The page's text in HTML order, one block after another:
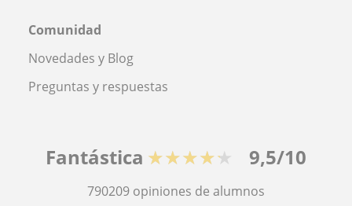
Comunidad
Novedades y Blog
Preguntas y respuestas
Fantástica ★★★★★ 9,5/10
790209 opiniones de alumnos